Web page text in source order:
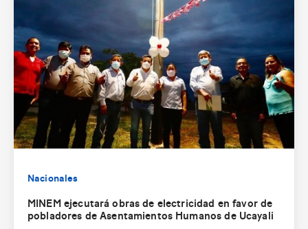
Nacionales
MINEM ejecutará obras de electricidad en favor de
pobladores de Asentamientos Humanos de Ucayali